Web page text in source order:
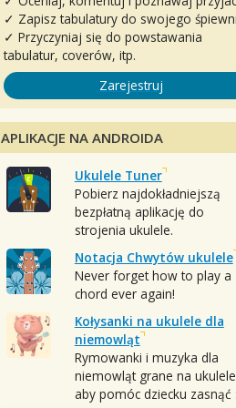
✓ Zapisz tabulatury do swojego
✓ Przyczyniaj się do powstawania
tabulatur, coverów, itp.
Zarejestruj
APLIKACJE NA ANDROIDA
Ukulele Tuner
Pobierz najdokładniejszą
bezpłatną aplikację do
strojenia ukulele.
Notacja Chwytów ukulele
Never forget how to play a
chord ever again!
Kołysanki na ukulele dla
niemowląt
Rymowanki i muzyka dla
niemowląt grane na
aby pomóc dziecku zasnąć